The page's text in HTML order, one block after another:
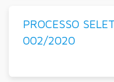
PROCESSO
002/2020